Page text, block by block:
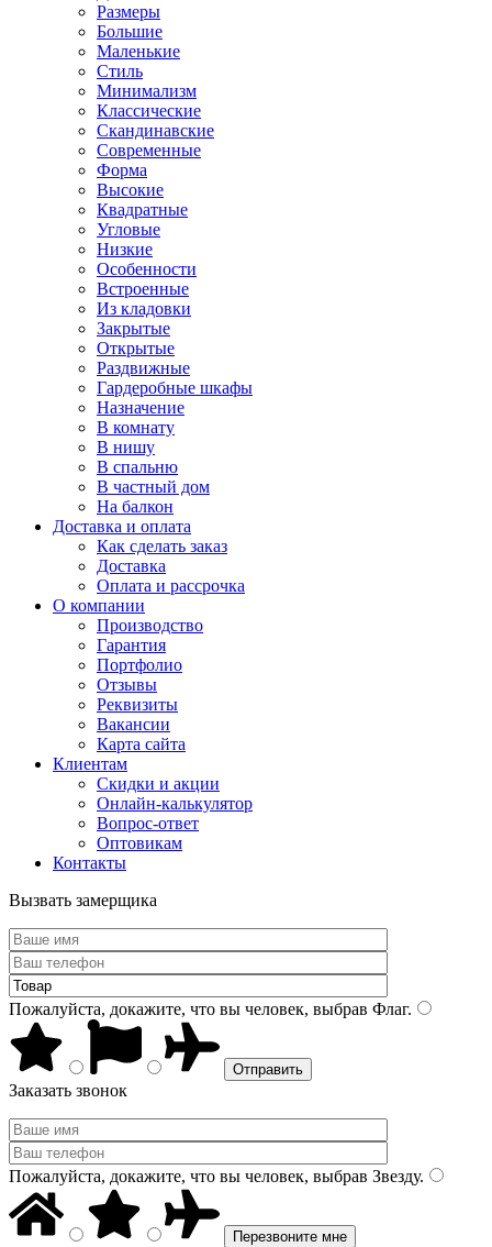
Размеры
Большие
Маленькие
Стиль
Минимализм
Классические
Скандинавские
Современные
Форма
Высокие
Квадратные
Угловые
Низкие
Особенности
Встроенные
Из кладовки
Закрытые
Открытые
Раздвижные
Гардеробные шкафы
Назначение
В комнату
В нишу
В спальню
В частный дом
На балкон
Доставка и оплата
Как сделать заказ
Доставка
Оплата и рассрочка
О компании
Производство
Гарантия
Портфолио
Отзывы
Реквизиты
Вакансии
Карта сайта
Клиентам
Скидки и акции
Онлайн-калькулятор
Вопрос-ответ
Оптовикам
Контакты
Вызвать замерщика
Пожалуйста, докажите, что вы человек, выбрав Флаг.
Заказать звонок
Пожалуйста, докажите, что вы человек, выбрав Звезду.